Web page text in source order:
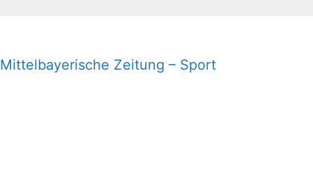
Mittelbayerische Zeitung – Sport